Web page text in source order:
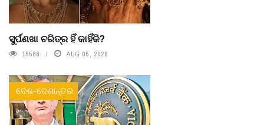
ସୁର୍ପଣଖା ଚରିତ୍ର ହିଁ କାହିଁକି?
15588 AUG 05, 2026
ଦେଶ-ଦେଶାନ୍ତର